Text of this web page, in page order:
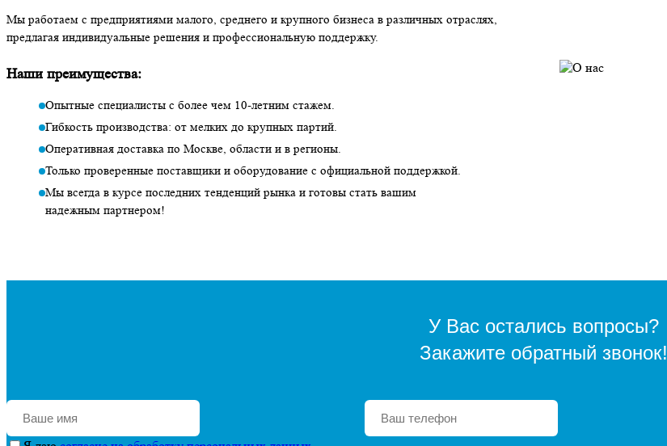
Мы работаем с предприятиями малого, среднего и крупного бизнеса в различных отраслях,
предлагая индивидуальные решения и профессиональную поддержку.
Наши преимущества:
Опытные специалисты с более чем 10-летним стажем.
Гибкость производства: от мелких до крупных партий.
Оперативная доставка по Москве, области и в регионы.
Только проверенные поставщики и оборудование с официальной поддержкой.
Мы всегда в курсе последних тенденций рынка и готовы стать вашим
надежным партнером!
У Вас остались вопросы?
Закажите обратный звонок!